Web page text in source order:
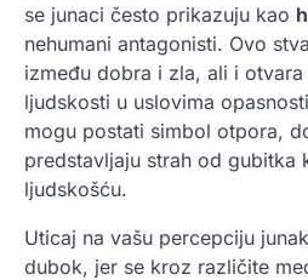
se junaci često prikazuju kao
nehumani antagonisti. Ovo
između dobra i zla, ali i
ljudskosti u uslovima
mogu postati simbol otpora,
predstavljaju strah od gubitka
ljudskošću.
Uticaj na vašu percepciju
dubok, jer se kroz različite